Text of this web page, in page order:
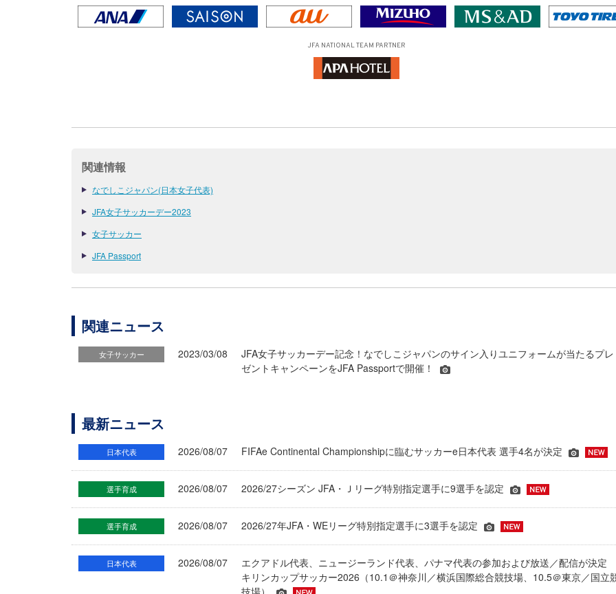
JFA NATIONAL TEAM PARTNER
関連情報
なでしこジャパン(日本女子代表)
JFA女子サッカーデー2023
女子サッカー
JFA Passport
関連ニュース
女子サッカー 2023/03/08
JFA女子サッカーデー記念！なでしこジャパンのサイン入りユニフォームが当たるプレ
ゼントキャンペーンをJFA Passportで開催！
最新ニュース
日本代表 2026/08/07 FIFAe Continental Championshipに臨むサッカーe日本代表 選手4名が決定
選手育成 2026/08/07 2026/27シーズン JFA・Ｊリーグ特別指定選手に9選手を認定
選手育成 2026/08/07 2026/27年JFA・WEリーグ特別指定選手に3選手を認定
日本代表 2026/08/07
エクアドル代表、ニュージーランド代表、パナマ代表の参加および放送／配信が決定
キリンカップサッカー2026（10.1＠神奈川／横浜国際総合競技場、10.5＠東京／国立
技場）